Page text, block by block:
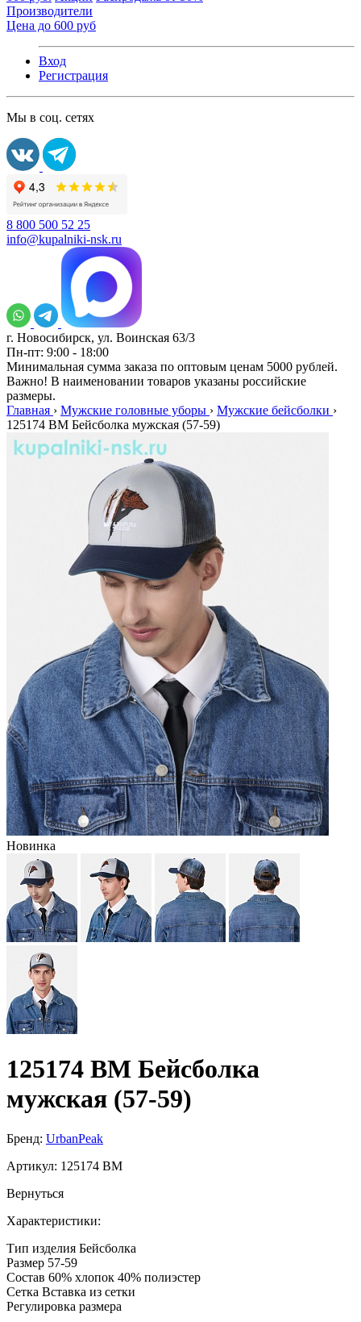
Производители
Цена до 600 руб
Вход
Регистрация
Мы в соц. сетях
8 800 500 52 25
info@kupalniki-nsk.ru
г. Новосибирск, ул. Воинская 63/3
Пн-пт: 9:00 - 18:00
Минимальная сумма заказа по оптовым ценам 5000 рублей.
Важно! В наименовании товаров указаны российские
размеры.
Главная › Мужские головные уборы › Мужские бейсболки ›
125174 BM Бейсболка мужская (57-59)
Новинка
125174 BM Бейсболка
мужская (57-59)
Бренд: UrbanPeak
Артикул: 125174 BM
Вернуться
Характеристики:
Тип изделия Бейсболка
Размер 57-59
Состав 60% хлопок 40% полиэстер
Сетка Вставка из сетки
Регулировка размера